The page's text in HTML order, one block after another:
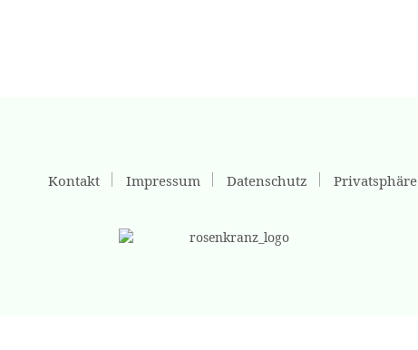
Kontakt Impressum Datenschutz Privatsphäre